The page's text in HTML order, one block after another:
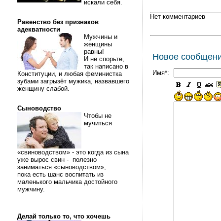
искали себя.
Равенство без признаков
адекватности
Мужчины и
женщины
равны!
И не спорьте,
так написано в
Конституции, и любая феминистка
зубами загрызёт мужика, назвавшего
женщину слабой.
Сыноводство
Чтобы не
мучиться
«свиноводством» - это когда из сына
уже вырос свин - полезно
заниматься «сыноводством»,
пока есть шанс воспитать из
маленького мальчика достойного
мужчину.
Делай только то, что хочешь
Нет комментариев
Новое
Имя*: